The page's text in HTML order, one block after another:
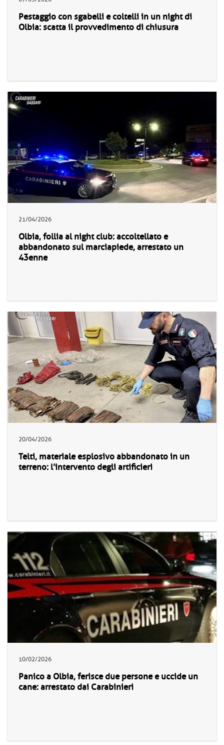
Pestaggio con sgabelli e coltelli in un night di
Olbia: scatta il provvedimento di chiusura
21/04/2026
Olbia, follia al night club: accoltellato e
abbandonato sul marciapiede, arrestato un
43enne
20/04/2026
Telti, materiale esplosivo abbandonato in un
terreno: l’intervento degli artificieri
10/02/2026
Panico a Olbia, ferisce due persone e uccide un
cane: arrestato dai Carabinieri